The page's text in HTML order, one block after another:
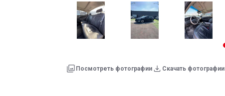
Посмотреть фотографии Скачать фотографии